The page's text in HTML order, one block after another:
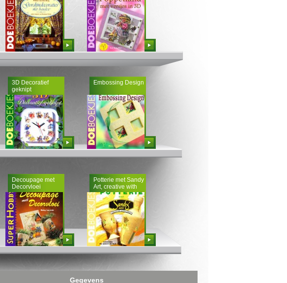
Bestellen Bestellen
3D Decoratief
geknipt
Bestellen
Embossing Design
Bestellen
Decoupage met
Decorvloei
Bestellen
Potterie met Sandy
Art, creative with
sand
Bestellen
Gegevens